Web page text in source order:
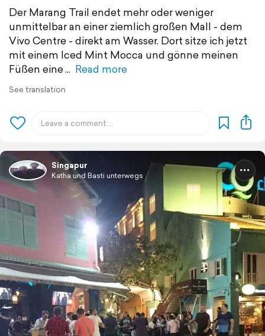
Der Marang Trail endet mehr oder weniger
unmittelbar an einer ziemlich großen Mall - dem
Vivo Centre - direkt am Wasser. Dort sitze ich jetzt
mit einem Iced Mint Mocca und gönne meinen
Füßen eine
Read more
See translation
Singapur
Katha und Basti unterwegs